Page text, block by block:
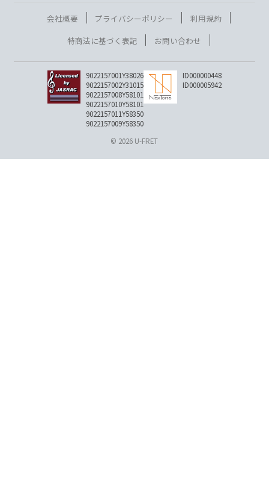
会社概要 プライバシーポリシー
利用規約
特商法に基づく表記
お問い合わせ
9022157001Y38026
9022157002Y31015
9022157008Y58101
9022157010Y58101
9022157011Y58350
9022157009Y58350
ID000000448
ID000005942
© 2026 U-FRET